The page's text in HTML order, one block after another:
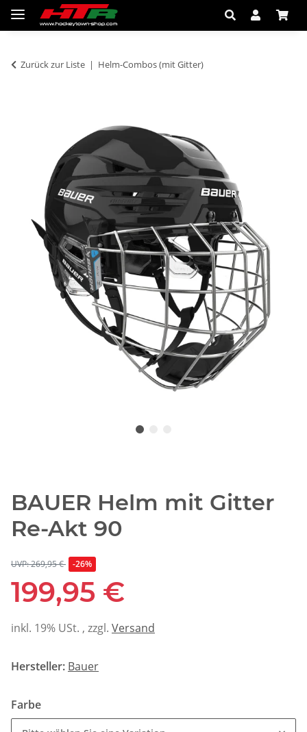
Zurück zur Liste Helm-Combos (mit Gitter)
BAUER Helm mit Gitter
Re-Akt 90
UVP: 269,95 € -26%
199,95 €
inkl. 19% USt. , zzgl. Versand
Hersteller: Bauer
Farbe